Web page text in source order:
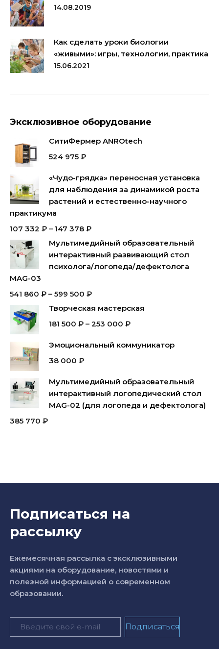
14.08.2019
Как сделать уроки биологии
«живыми»: игры, технологии, практика
15.06.2021
Эксклюзивное оборудование
СитиФермер ANROtech
524 975 ₽
«Чудо-грядка» переносная установка
для наблюдения за динамикой роста
растений и естественно-научного
практикума
107 332 ₽ – 147 378 ₽
Мультимедийный образовательный
интерактивный развивающий стол
психолога/логопеда/дефектолога
MAG-03
541 860 ₽ – 599 500 ₽
Творческая мастерская
181 500 ₽ – 253 000 ₽
Эмоциональный коммуникатор
38 000 ₽
Мультимедийный образовательный
интерактивный логопедический стол
MAG-02 (для логопеда и дефектолога)
385 770 ₽
Подписаться на
рассылку
Ежемесячная рассылка с эксклюзивными
акциями на оборудование, новостями и
полезной информацией о современном
образовании.